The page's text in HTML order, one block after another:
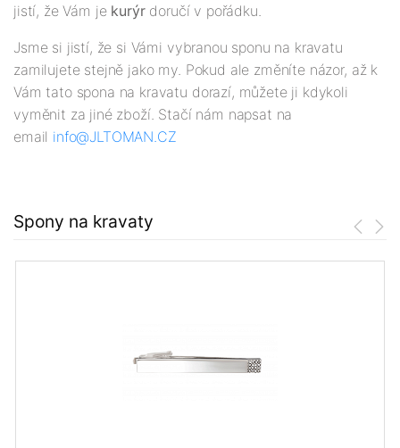
jistí, že Vám je kurýr doručí v pořádku.
Jsme si jistí, že si Vámi vybranou sponu na kravatu
zamilujete stejně jako my. Pokud ale změníte názor, až k
Vám tato spona na kravatu dorazí, můžete ji kdykoli
vyměnit za jiné zboží. Stačí nám napsat na
email info@JLTOMAN.CZ
Spony na kravaty